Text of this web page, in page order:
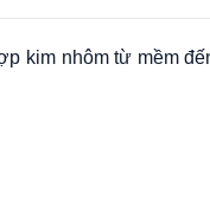
kim nhôm từ mềm